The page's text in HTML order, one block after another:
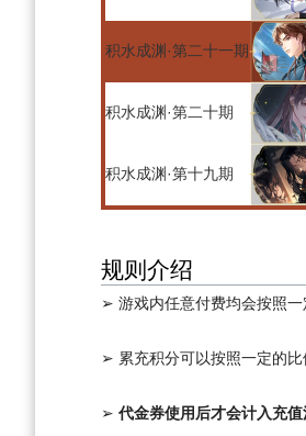
积水成渊·第二十一期
积水成渊·第二十期
积水成渊·第十九期
规则介绍
➢ 游戏内任意付费均会按照一
➢ 累充积分可以按照一定的比
➢ 代金券使用后才会计入充